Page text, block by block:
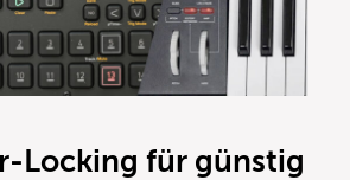
Locking für günstig